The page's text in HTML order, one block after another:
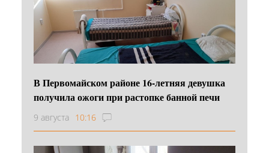
В Первомайском районе 16‑летняя девушка
получила ожоги при растопке банной печи
9 августа 10:16